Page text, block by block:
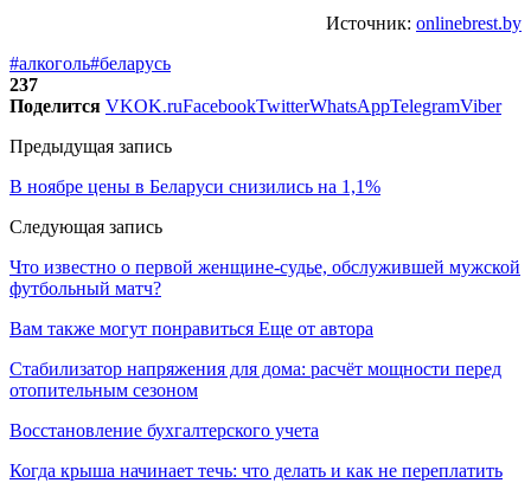
Источник: onlinebrest.by
#алкоголь#беларусь
237
Поделится VKOK.ruFacebookTwitterWhatsAppTelegramViber
Предыдущая запись
В ноябре цены в Беларуси снизились на 1,1%
Следующая запись
Что известно о первой женщине-судье, обслужившей мужской
футбольный матч?
Вам также могут понравиться Еще от автора
Стабилизатор напряжения для дома: расчёт мощности перед
отопительным сезоном
Восстановление бухгалтерского учета
Когда крыша начинает течь: что делать и как не переплатить